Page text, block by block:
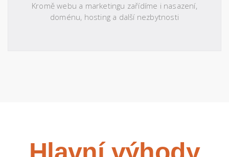
Kromě webu a marketingu zařídíme i nasazení,
doménu, hosting a další nezbytnosti